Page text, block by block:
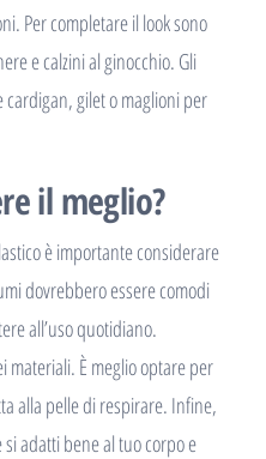
Per completare il look sono
e calzini al ginocchio. Gli
gilet o maglioni per
il meglio?
è importante considerare
dovrebbero essere comodi
all’uso quotidiano.
materiali. È meglio optare per
alla pelle di respirare. Infine,
adatti bene al tuo corpo e